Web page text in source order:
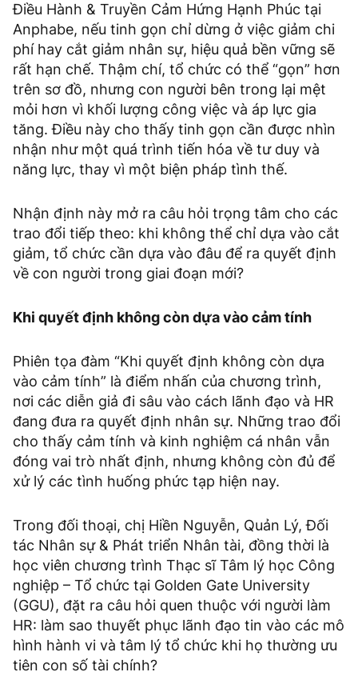
Điều Hành & Truyền Cảm Hứng Hạnh Phúc tại
Anphabe, nếu tinh gọn chỉ dừng ở việc giảm chi
phí hay cắt giảm nhân sự, hiệu quả bền vững sẽ
rất hạn chế. Thậm chí, tổ chức có thể “gọn” hơn
trên sơ đồ, nhưng con người bên trong lại mệt
mỏi hơn vì khối lượng công việc và áp lực gia
tăng. Điều này cho thấy tinh gọn cần được nhìn
nhận như một quá trình tiến hóa về tư duy và
năng lực, thay vì một biện pháp tình thế.
Nhận định này mở ra câu hỏi trọng tâm cho các
trao đổi tiếp theo: khi không thể chỉ dựa vào cắt
giảm, tổ chức cần dựa vào đâu để ra quyết định
về con người trong giai đoạn mới?
Khi quyết định không còn dựa vào cảm tính
Phiên tọa đàm “Khi quyết định không còn dựa
vào cảm tính” là điểm nhấn của chương trình,
nơi các diễn giả đi sâu vào cách lãnh đạo và HR
đang đưa ra quyết định nhân sự. Những trao đổi
cho thấy cảm tính và kinh nghiệm cá nhân vẫn
đóng vai trò nhất định, nhưng không còn đủ để
xử lý các tình huống phức tạp hiện nay.
Trong đối thoại, chị Hiền Nguyễn, Quản Lý, Đối
tác Nhân sự & Phát triển Nhân tài, đồng thời là
học viên chương trình Thạc sĩ Tâm lý học Công
nghiệp – Tổ chức tại Golden Gate University
(GGU), đặt ra câu hỏi quen thuộc với người làm
HR: làm sao thuyết phục lãnh đạo tin vào các mô
hình hành vi và tâm lý tổ chức khi họ thường ưu
tiên con số tài chính?